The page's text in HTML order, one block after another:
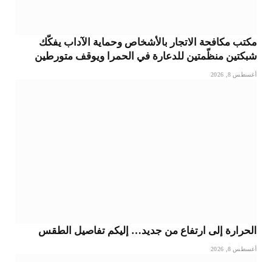
مكتب مكافحة الاتجار بالأشخاص وحماية الآداب يفكّك
شبكتين منظّمتين للدعارة في الحمرا ويوقف متورطين
أغسطس 8, 2026
الحرارة إلى ارتفاع من جديد… إليكم تفاصيل الطقس
أغسطس 8, 2026